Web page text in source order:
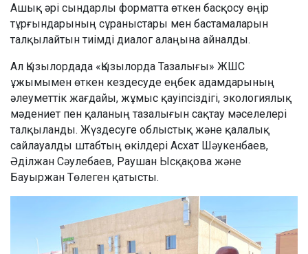
Ашық әрі сындарлы форматта өткен басқосу өңір
тұрғындарының сұраныстары мен бастамаларын
талқылайтын тиімді диалог алаңына айналды.
Ал Қызылордада «Қызылорда Тазалығы» ЖШС
ұжымымен өткен кездесуде еңбек адамдарының
әлеуметтік жағдайы, жұмыс қауіпсіздігі, экологиялық
мәдениет пен қаланың тазалығын сақтау мәселелері
талқыланды. Жүздесуге облыстық және қалалық
сайлауалды штабтың өкілдері Асхат Шәукенбаев,
Әділжан Сәулебаев, Раушан Ысқақова және
Бауыржан Төлеген қатысты.